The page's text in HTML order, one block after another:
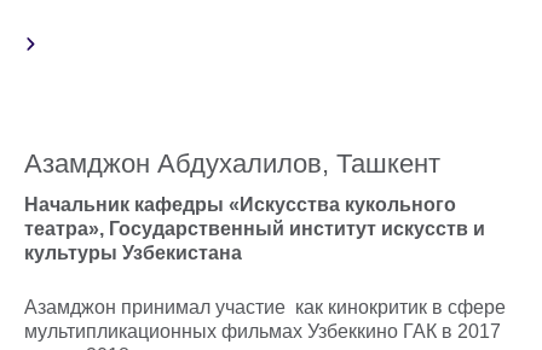
Азамджон Абдухалилов, Ташкент
Начальник кафедры «Искусства кукольного
театра», Государственный институт искусств и
культуры Узбекистана
Азамджон принимал участие как кинокритик в сфере
мультипликационных фильмах Узбеккино ГАК в 2017